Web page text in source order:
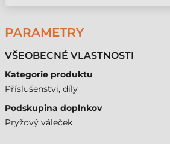
PARAMETRY
VŠEOBECNÉ VLASTNOSTI
Kategorie produktu
Příslušenství, díly
Podskupina doplnkov
Pryžový váleček